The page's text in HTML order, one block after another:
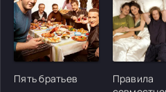
[/
Пять братьев
[/
Правила